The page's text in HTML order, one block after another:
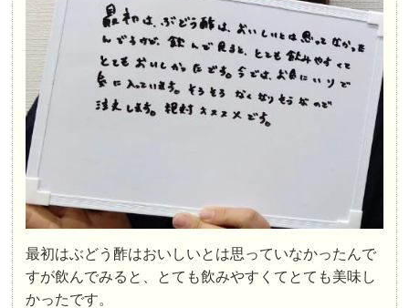
最初はぶどう酢はおいしいとは思っていなかったんで
すが飲んでみると、とても飲みやすくてとても美味し
かったです。